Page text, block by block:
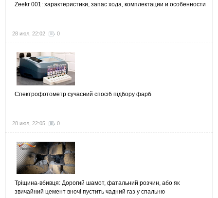
Zeekr 001: характеристики, запас хода, комплектации и особенности
28 июл, 22:02 0
Спектрофотометр сучасний спосіб підбору фарб
28 июл, 22:05 0
Тріщина-вбивця: Дорогий шамот, фатальний розчин, або як
звичайний цемент вночі пустить чадний газ у спальню